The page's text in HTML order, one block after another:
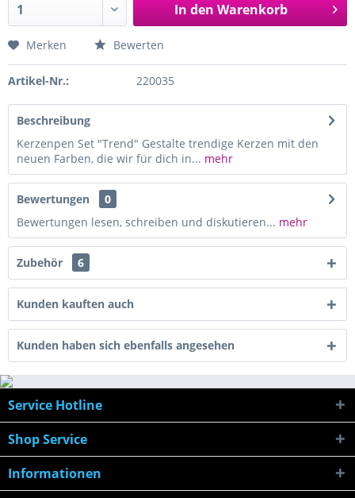
In den Warenkorb
Merken Bewerten
Artikel-Nr.: 220035
Beschreibung
Kerzenpen Set "Trend" Gestalte trendige Kerzen mit den
neuen Farben, die wir für dich in... mehr
Bewertungen
0
Bewertungen lesen, schreiben und diskutieren... mehr
Zubehör 6
Kunden kauften auch
Kunden haben sich ebenfalls angesehen
Service Hotline
Shop Service
Informationen